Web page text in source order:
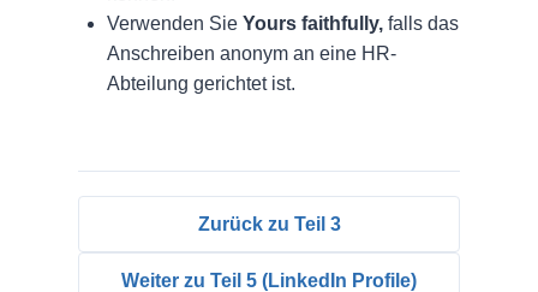
Verwenden Sie Yours faithfully,falls das
Anschreiben anonym an eine HR-
Abteilung gerichtet ist.
Zurück zu Teil 3
Weiter zu Teil 5 (LinkedIn Profile)